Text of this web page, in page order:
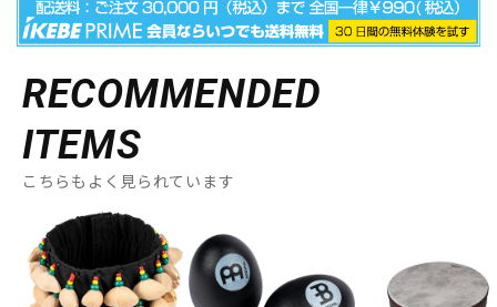
RECOMMENDED
ITEMS
こちらもよく見られています